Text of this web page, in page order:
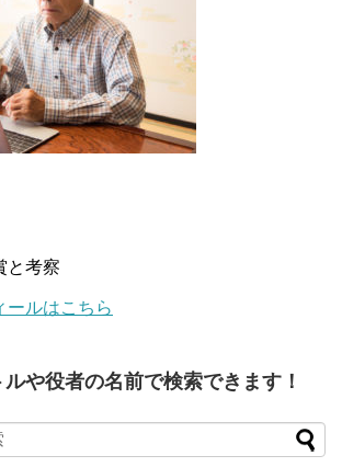
と考察
ールはこちら
ルや役者の名前で検索できます！